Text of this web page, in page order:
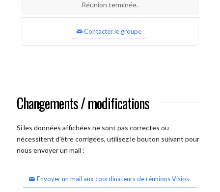
Réunion terminée.
Contacter le groupe
Changements / modifications
Si les données affichées ne sont pas correctes ou
nécessitent d'être corrigées, utilisez le bouton suivant pour
nous envoyer un mail :
Envoyer un mail aux coordinateurs de réunions Visios